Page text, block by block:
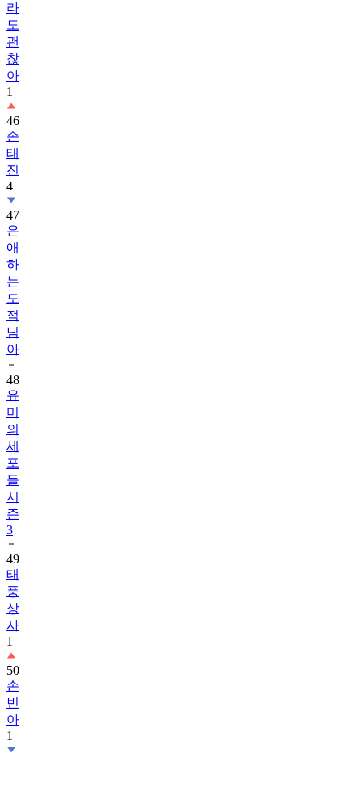
라
도
괜
찮
아
1
46
손
태
진
4
47
은
애
하
는
도
적
님
아
48
유
미
의
세
포
들
시
즌
3
49
태
풍
상
사
1
50
손
빈
아
1